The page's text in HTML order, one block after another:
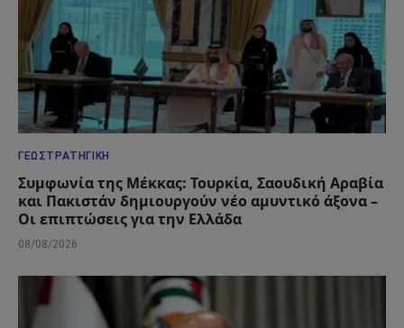
ΓΕΩΣΤΡΑΤΗΓΙΚΉ
Συμφωνία της Μέκκας: Τουρκία, Σαουδική Αραβία
και Πακιστάν δημιουργούν νέο αμυντικό άξονα –
Οι επιπτώσεις για την Ελλάδα
08/08/2026